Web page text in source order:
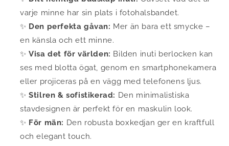
varje minne har sin plats i fotohalsbandet.
✨ Den perfekta gåvan: Mer än bara ett smycke –
en känsla och ett minne.
✨Visa det för världen: Bilden inuti berlocken kan
ses med blotta ögat, genom en smartphonekamera
eller projiceras på en vägg med telefonens ljus.
✨Stilren & sofistikerad: Den minimalistiska
stavdesignen är perfekt för en maskulin look.
✨ För män: Den robusta boxkedjan ger en kraftfull
och elegant touch.